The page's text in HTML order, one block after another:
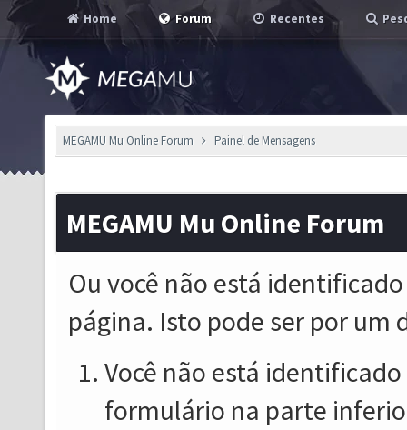
Home Forum Recentes
MEGAMU Mu Online Forum Painel de Mensagens
MEGAMU Mu Online Forum
Ou você não está
página. Isto pode ser por um
Você não está
formulário na parte